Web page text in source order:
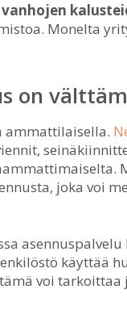
Monelta
on
ammattilaisella.
joka voi
käyttää
voi tarkoittaa